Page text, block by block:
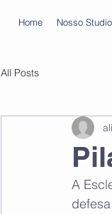
Home Nosso Studio
All Posts
A